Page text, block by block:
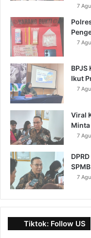
7
7
BPJS
Ikut
7
Viral
Minta
7
SPMB
7
Tiktok: Follow US